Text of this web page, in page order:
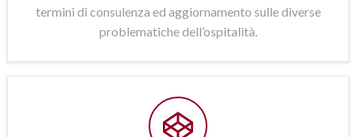
termini di consulenza ed aggiornamento sulle diverse
problematiche dell’ospitalità.